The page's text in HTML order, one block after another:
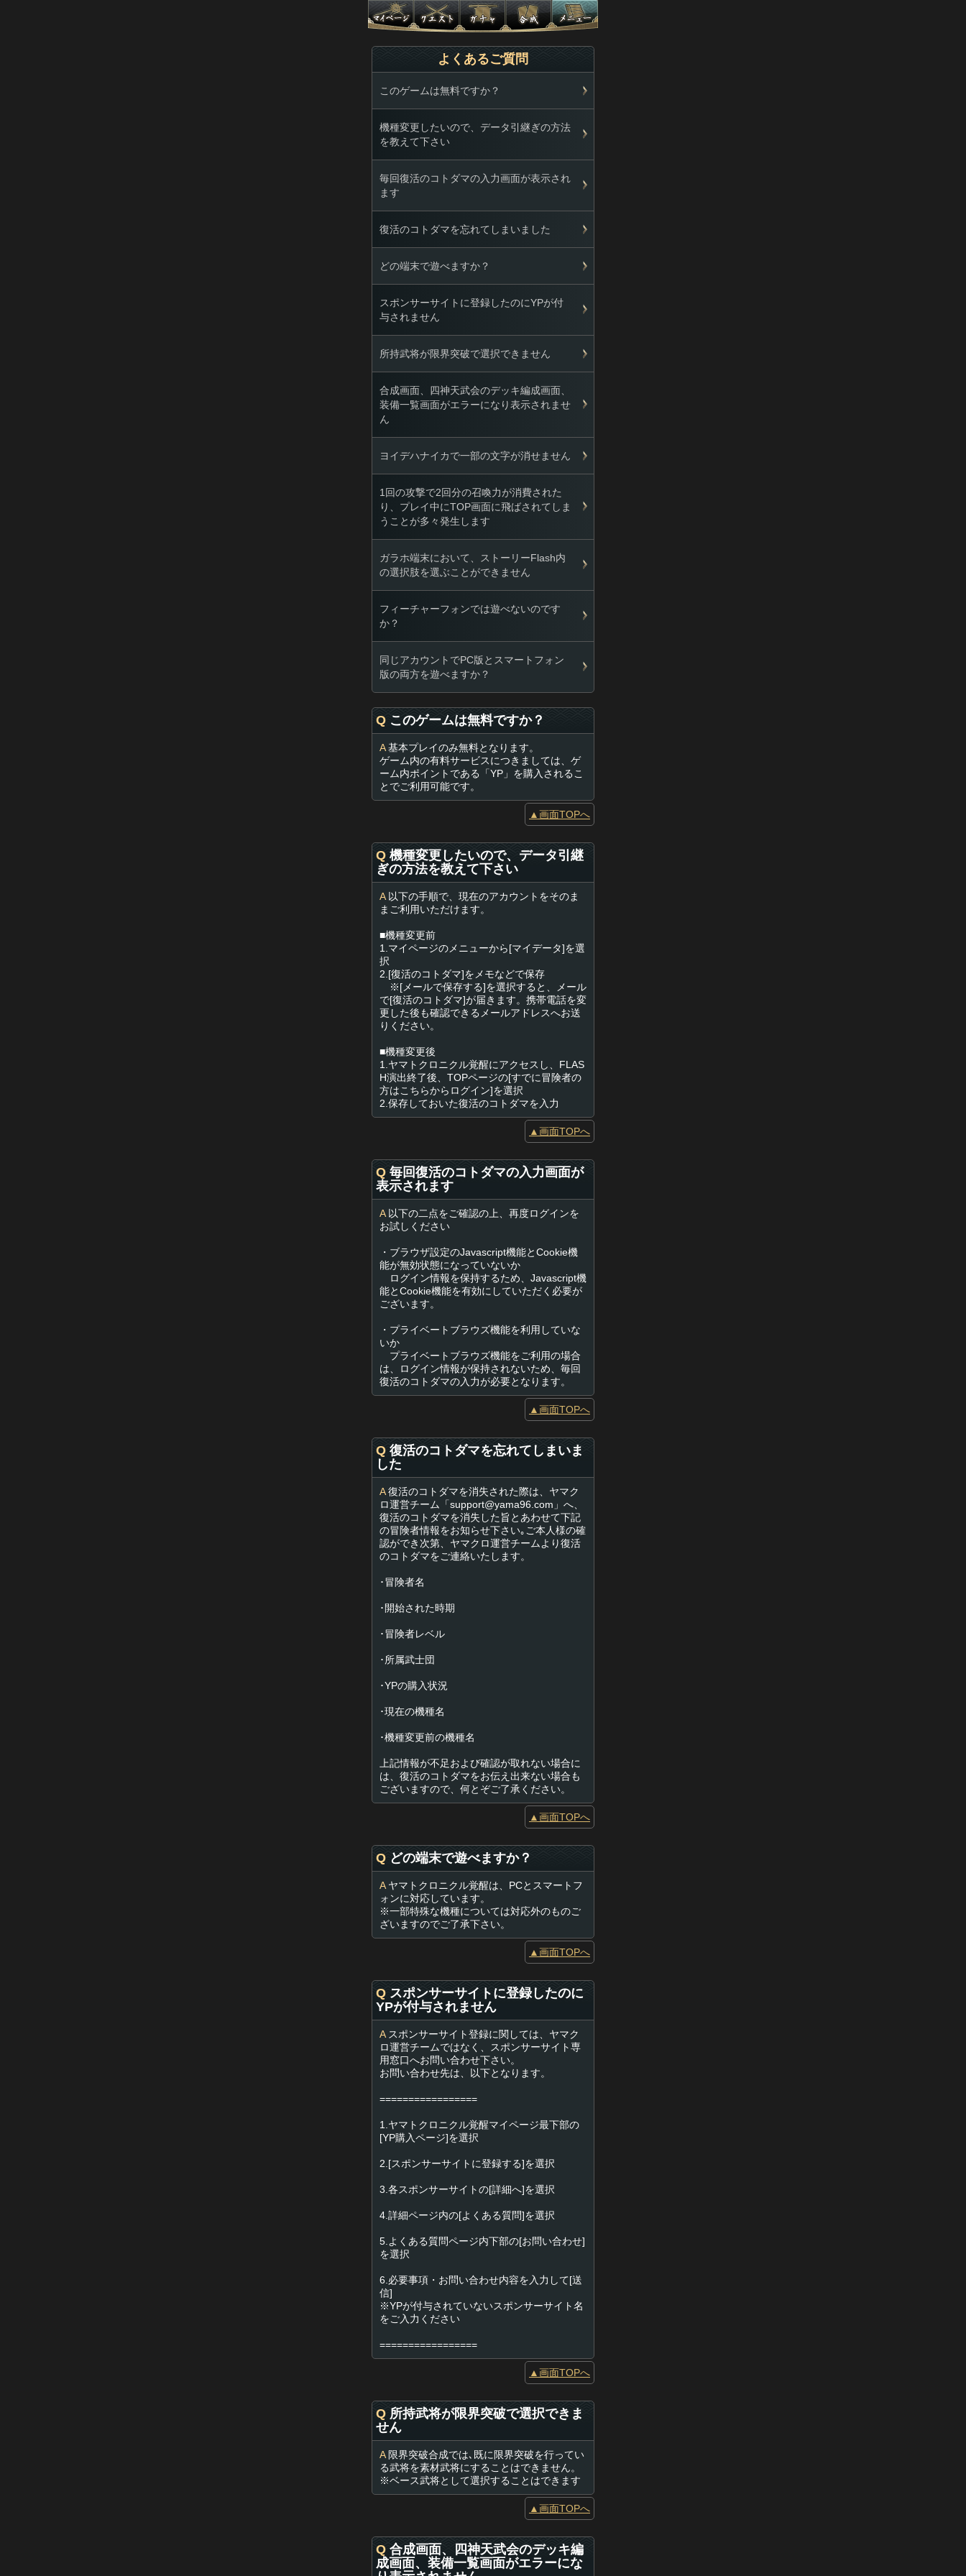
よくあるご質問
このゲームは無料ですか？
機種変更したいので、データ引継ぎの方法
を教えて下さい
毎回復活のコトダマの入力画面が表示され
ます
復活のコトダマを忘れてしまいました
どの端末で遊べますか？
スポンサーサイトに登録したのにYPが付
与されません
所持武将が限界突破で選択できません
合成画面、四神天武会のデッキ編成画面、
装備一覧画面がエラーになり表示されませ
ん
ヨイデハナイカで一部の文字が消せません
1回の攻撃で2回分の召喚力が消費された
り、プレイ中にTOP画面に飛ばされてしま
うことが多々発生します
ガラホ端末において、ストーリーFlash内
の選択肢を選ぶことができません
フィーチャーフォンでは遊べないのです
か？
同じアカウントでPC版とスマートフォン
版の両方を遊べますか？
Q このゲームは無料ですか？
A基本プレイのみ無料となります。
ゲーム内の有料サービスにつきましては、ゲ
ーム内ポイントである「YP」を購入されるこ
とでご利用可能です。
▲画面TOPへ
Q 機種変更したいので、データ引継
ぎの方法を教えて下さい
A以下の手順で、現在のアカウントをそのま
まご利用いただけます。
■機種変更前
1.マイページのメニューから[マイデータ]を選
択
2.[復活のコトダマ]をメモなどで保存
※[メールで保存する]を選択すると、メール
で[復活のコトダマ]が届きます。携帯電話を変
更した後も確認できるメールアドレスへお送
りください。
■機種変更後
1.ヤマトクロニクル覚醒にアクセスし、FLAS
H演出終了後、TOPページの[すでに冒険者の
方はこちらからログイン]を選択
2.保存しておいた復活のコトダマを入力
▲画面TOPへ
Q 毎回復活のコトダマの入力画面が
表示されます
A以下の二点をご確認の上、再度ログインを
お試しください
・ブラウザ設定のJavascript機能とCookie機
能が無効状態になっていないか
ログイン情報を保持するため、Javascript機
能とCookie機能を有効にしていただく必要が
ございます。
・プライベートブラウズ機能を利用していな
いか
プライベートブラウズ機能をご利用の場合
は、ログイン情報が保持されないため、毎回
復活のコトダマの入力が必要となります。
▲画面TOPへ
Q 復活のコトダマを忘れてしまいま
した
A復活のコトダマを消失された際は、ヤマク
ロ運営チーム「support@yama96.com 」へ、
復活のコトダマを消失した旨とあわせて下記
の冒険者情報をお知らせ下さい｡ご本人様の確
認ができ次第、ヤマクロ運営チームより復活
のコトダマをご連絡いたします。
･冒険者名
･開始された時期
･冒険者レベル
･所属武士団
･YPの購入状況
･現在の機種名
･機種変更前の機種名
上記情報が不足および確認が取れない場合に
は、復活のコトダマをお伝え出来ない場合も
ございますので、何とぞご了承ください。
▲画面TOPへ
Q どの端末で遊べますか？
Aヤマトクロニクル覚醒は、PCとスマートフ
ォンに対応しています。
※一部特殊な機種については対応外のものご
ざいますのでご了承下さい。
▲画面TOPへ
Q スポンサーサイトに登録したのに
YPが付与されません
Aスポンサーサイト登録に関しては、ヤマク
ロ運営チームではなく、スポンサーサイト専
用窓口へお問い合わせ下さい。
お問い合わせ先は、以下となります。
=================
1.ヤマトクロニクル覚醒マイページ最下部の
[YP購入ページ]を選択
2.[スポンサーサイトに登録する]を選択
3.各スポンサーサイトの[詳細へ]を選択
4.詳細ページ内の[よくある質問]を選択
5.よくある質問ページ内下部の[お問い合わせ]
を選択
6.必要事項・お問い合わせ内容を入力して[送
信]
※YPが付与されていないスポンサーサイト名
をご入力ください
=================
▲画面TOPへ
Q 所持武将が限界突破で選択できま
せん
A限界突破合成では､既に限界突破を行ってい
る武将を素材武将にすることはできません。
※ベース武将として選択することはできます
▲画面TOPへ
Q 合成画面、四神天武会のデッキ編
成画面、装備一覧画面がエラーにな